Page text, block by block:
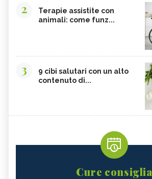
2
Terapie assistite con
animali: come funz...
3
9 cibi salutari con un alto
contenuto di...
Cure consiglia